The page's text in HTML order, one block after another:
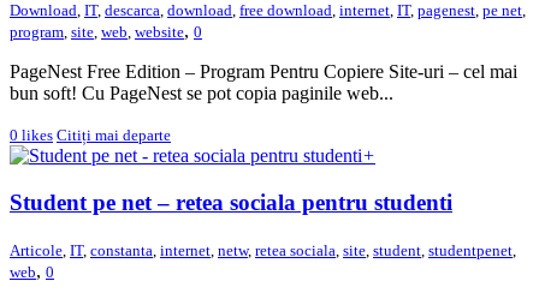
Download, IT, descarca, download, free download, internet, IT, pagenest, pe net,
program, site, web, website, 0
PageNest Free Edition – Program Pentru Copiere Site-uri – cel mai
bun soft! Cu PageNest se pot copia paginile web...
0 likes Citiți mai departe
+
Student pe net – retea sociala pentru studenti
Articole IT, constanta internet netw, retea sociala site student studentpenet
web, 0